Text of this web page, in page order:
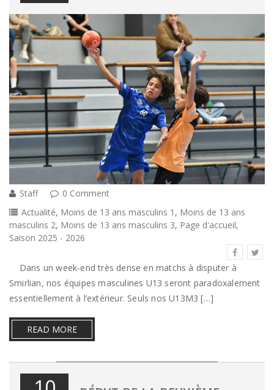
Staff
0 Comment
Actualité, Moins de 13 ans masculins 1 , Moins de 13 ans
masculins 2, Moins de 13 ans masculins 3, Page d'accueil,
Saison 2025 - 2026
Dans un week-end très dense en matchs à disputer à
Smirlian, nos équipes masculines U13 seront paradoxalement
essentiellement à l’extérieur. Seuls nos U13M3 […]
READ MORE